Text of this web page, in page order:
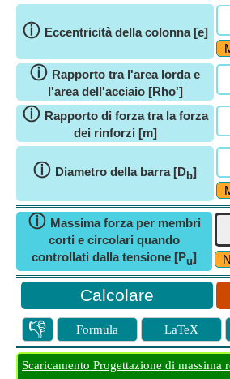
ⓘ Eccentricità della colonna [e]
ⓘ Rapporto tra l'area lorda e
l'area dell'acciaio [Rho']
ⓘ Rapporto di forza tra la forza
dei rinforzi [m]
ⓘ Diametro della barra [Db]
ⓘ Massima forza per membri
corti e circolari quando
controllati dalla tensione [Pu]
👎 Formula LaTeX
Scaricamento Progettazione di massima